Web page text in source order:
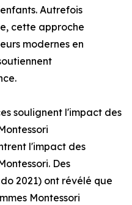
Autrefois
cette approche
modernes en
soulignent l'impact des
l'impact des
Des
2021) ont révélé que
Montessori